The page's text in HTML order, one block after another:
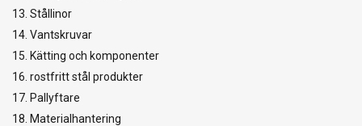
13. Stållinor
14. Vantskruvar
15. Kätting och komponenter
16. rostfritt stål produkter
17. Pallyftare
18. Materialhantering